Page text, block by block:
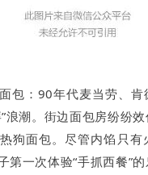
包：90年代麦当劳、肯
浪潮。街边面包房纷纷
狗面包。尽管内馅只有
第一次体验“手抓西餐”